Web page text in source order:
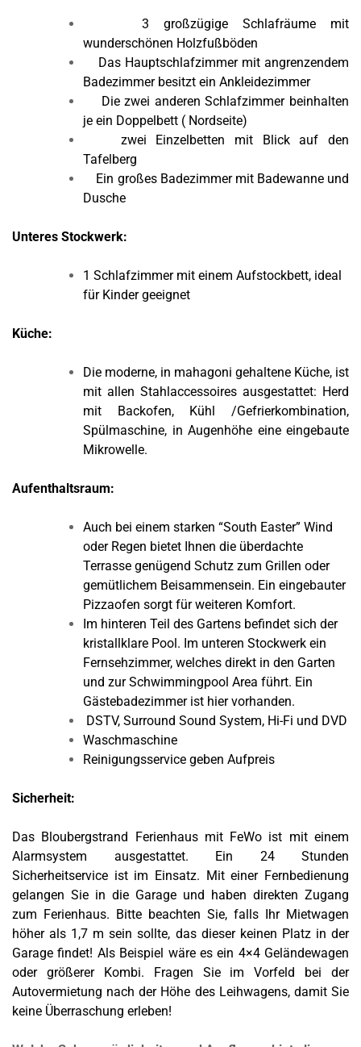
3 großzügige Schlafräume mit
wunderschönen Holzfußböden
Das Hauptschlafzimmer mit angrenzendem
Badezimmer besitzt ein Ankleidezimmer
Die zwei anderen Schlafzimmer beinhalten
je ein Doppelbett ( Nordseite)
zwei Einzelbetten mit Blick auf den
Tafelberg
Ein großes Badezimmer mit Badewanne und
Dusche
Unteres Stockwerk:
1 Schlafzimmer mit einem Aufstockbett, ideal
für Kinder geeignet
Küche:
Die moderne, in mahagoni gehaltene Küche, ist
mit allen Stahlaccessoires ausgestattet: Herd
mit Backofen, Kühl /Gefrierkombination,
Spülmaschine, in Augenhöhe eine eingebaute
Mikrowelle.
Aufenthaltsraum:
Auch bei einem starken “South Easter” Wind
oder Regen bietet Ihnen die überdachte
Terrasse genügend Schutz zum Grillen oder
gemütlichem Beisammensein. Ein eingebauter
Pizzaofen sorgt für weiteren Komfort.
Im hinteren Teil des Gartens befindet sich der
kristallklare Pool. Im unteren Stockwerk ein
Fernsehzimmer, welches direkt in den Garten
und zur Schwimmingpool Area führt. Ein
Gästebadezimmer ist hier vorhanden.
DSTV, Surround Sound System, Hi-Fi und DVD
Waschmaschine
Reinigungsservice geben Aufpreis
Sicherheit:
Das Bloubergstrand Ferienhaus mit FeWo ist mit einem
Alarmsystem ausgestattet. Ein 24 Stunden
Sicherheitservice ist im Einsatz. Mit einer Fernbedienung
gelangen Sie in die Garage und haben direkten Zugang
zum Ferienhaus. Bitte beachten Sie, falls Ihr Mietwagen
höher als 1,7 m sein sollte, das dieser keinen Platz in der
Garage findet! Als Beispiel wäre es ein 4×4 Geländewagen
oder größerer Kombi. Fragen Sie im Vorfeld bei der
Autovermietung nach der Höhe des Leihwagens, damit Sie
keine Überraschung erleben!